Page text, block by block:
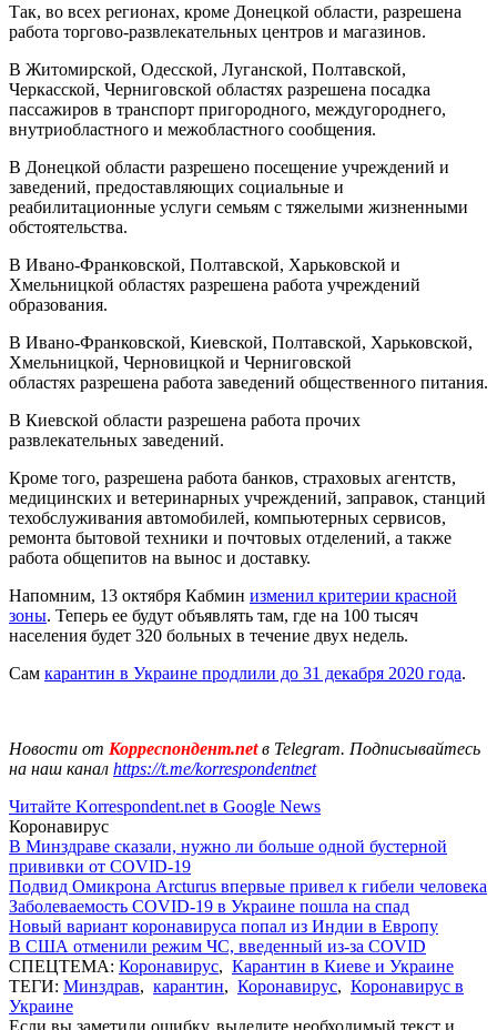
Так, во всех регионах, кроме Донецкой области, разрешена
работа торгово-развлекательных центров и магазинов.
В Житомирской, Одесской, Луганской, Полтавской,
Черкасской, Черниговской областях разрешена посадка
пассажиров в транспорт пригородного, междугороднего,
внутриобластного и межобластного сообщения.
В Донецкой области разрешено посещение учреждений и
заведений, предоставляющих социальные и
реабилитационные услуги семьям с тяжелыми жизненными
обстоятельства.
В Ивано-Франковской, Полтавской, Харьковской и
Хмельницкой областях разрешена работа учреждений
образования.
В Ивано-Франковской, Киевской, Полтавской, Харьковской,
Хмельницкой, Черновицкой и Черниговской
областях разрешена работа заведений общественного питания.
В Киевской области разрешена работа прочих
развлекательных заведений.
Кроме того, разрешена работа банков, страховых агентств,
медицинских и ветеринарных учреждений, заправок, станций
техобслуживания автомобилей, компьютерных сервисов,
ремонта бытовой техники и почтовых отделений, а также
работа общепитов на вынос и доставку.
Напомним, 13 октября Кабмин изменил критерии красной
зоны. Теперь ее будут объявлять там, где на 100 тысяч
населения будет 320 больных в течение двух недель.
Сам карантин в Украине продлили до 31 декабря 2020 года.
Новости от Корреспондент.netв Telegram. Подписывайтесь
на наш канал https://t.me/korrespondentnet
Читайте Korrespondent.net в Google News
Коронавирус
В Минздраве сказали, нужно ли больше одной бустерной
прививки от COVID-19
Подвид Омикрона Arcturus впервые привел к гибели человека
Заболеваемость COVID-19 в Украине пошла на спад
Новый вариант коронавируса попал из Индии в Европу
В США отменили режим ЧС, введенный из-за COVID
СПЕЦТЕМА: Коронавирус, Карантин в Киеве и Украине
ТЕГИ: Минздрав, карантин, Коронавирус, Коронавирус в
Украине
Если вы заметили ошибку, выделите необходимый текст и